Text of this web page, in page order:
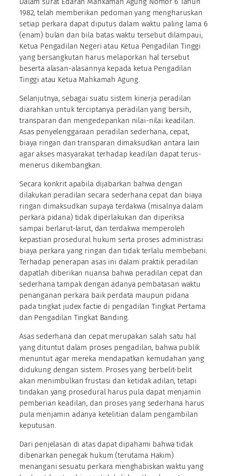
1982, telah memberikan pedoman yang mengharuskan
setiap perkara dapat diputus dalam waktu paling lama 6
(enam) bulan dan bila batas waktu tersebut dilampaui,
Ketua Pengadilan Negeri atau Ketua Pengadilan Tinggi
yang bersangkutan harus melaporkan hal tersebut
beserta alasan-alasannya kepada ketua Pengadilan
Tinggi atau Ketua Mahkamah Agung.
Selanjutnya, sebagai suatu sistem kinerja peradilan
diarahkan untuk terciptanya peradilan yang bersih,
transparan dan mengedepankan nilai-nilai keadilan.
Asas penyelenggaraan peradilan sederhana, cepat,
biaya ringan dan transparan dimaksudkan antara lain
agar akses masyarakat terhadap keadilan dapat terus-
menerus dikembangkan.
Secara konkrit apabila dijabarkan bahwa dengan
dilakukan peradilan secara sederhana cepat dan biaya
ringan dimaksudkan supaya terdakwa (misalnya dalam
perkara pidana) tidak diperlakukan dan diperiksa
sampai berlarut-larut, dan terdakwa memperoleh
kepastian prosedural hukum serta proses administrasi
biaya perkara yang ringan dan tidak terlalu membebani.
Terhadap penerapan asas ini dalam praktik peradilan
dapatlah diberikan nuansa bahwa peradilan cepat dan
sederhana tampak dengan adanya pembatasan waktu
penanganan perkara baik perdata maupun pidana
pada tingkat judex factie di pengadilan Tingkat Pertama
dan Pengadilan Tingkat Banding.
Asas sederhana dan cepat merupakan salah satu hal
yang dituntut dalam proses pengadilan, bahwa publik
menuntut agar mereka mendapatkan kemudahan yang
didukung dengan sistem. Proses yang berbelit-belit
akan menimbulkan frustasi dan ketidak adilan, tetapi
tindakan yang prosedural harus pula dapat menjamin
pemberian keadilan, dan proses yang sederhana harus
pula menjamin adanya ketelitian dalam pengambilan
keputusan.
Dari penjelasan di atas dapat dipahami bahwa tidak
dibenarkan penegak hukum (terutama Hakim)
menangani sesuatu perkara menghabiskan waktu yang